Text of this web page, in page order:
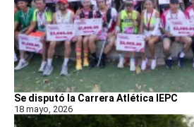
Se disputó la Carrera Atlética IEPC
18 mayo, 2026